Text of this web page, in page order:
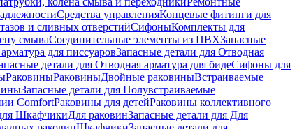
Средства управленияКонцевые фитинги для
и сливных отверстийСифоныКомплекты для
смываСоединительные элементы из ПВХЗапасные
для писсуаровЗапасные детали для Отводная
детали для Отводная арматура для бидеСифоны для
РаковиныРаковиныДвойные раковиныВстраиваемые
Запасные детали для Полувстраиваемые
ComfortPаковины для детейРаковины коллективного
ШкафчикиДля раковинЗапасные детали для Для